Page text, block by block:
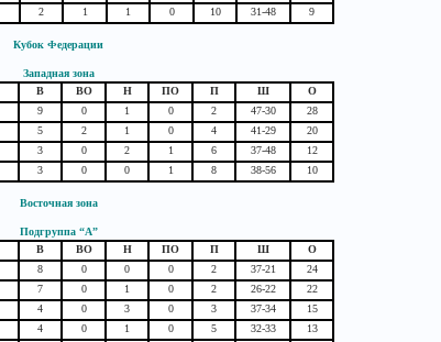
2 1 1 0 10 31-48 9
Кубок Федерации
Западная зона
В ВО Н ПО П Ш
О
9 0 1 0 2 47-30
28
5 2 1 0 4 41-29
20
3 0 2 1 6 37-48
12
3 0 0 1 8 38-56 10
Восточная зона
Подгруппа “A”
В ВО Н ПО П Ш
О
8 0 0 0 2 37-21
24
7 0 1 0 2 26-22
22
4 0 3 0 3 37-34
15
4 0 1 0 5 32-33
13